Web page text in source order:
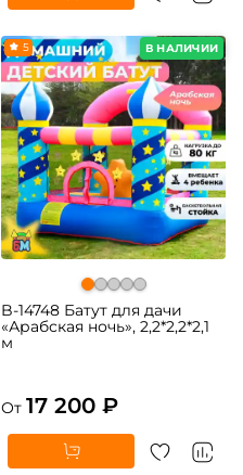
В НАЛИЧИИ
5
B-14748 Батут для дачи
«Арабская ночь», 2,2*2,2*2,1
м
От 17 200 ₽